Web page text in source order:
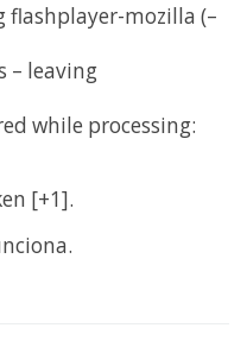
flashplayer-mozilla (–
– leaving
while processing:
[+1].